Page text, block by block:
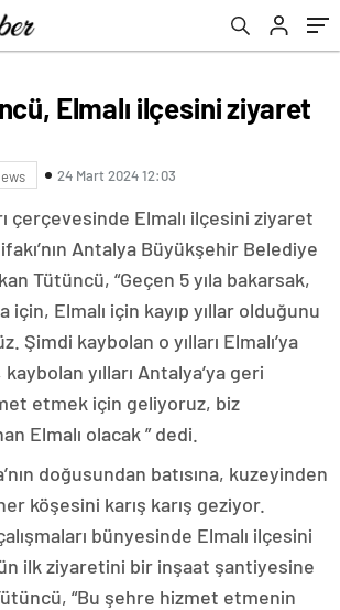
Elmalı ilçesini ziyaret
24 Mart 2024 12:03
çerçevesinde Elmalı ilçesini ziyaret
Antalya Büyükşehir Belediye
Tütüncü, “Geçen 5 yıla bakarsak,
için, Elmalı için kayıp yıllar olduğunu
Şimdi kaybolan o yılları Elmalı’ya
yılları Antalya’ya geri
etmek için geliyoruz, biz
Elmalı olacak ” dedi.
doğusundan batısına, kuzeyinden
köşesini karış karış geziyor.
bünyesinde Elmalı ilçesini
ilk ziyaretini bir inşaat şantiyesine
“Bu şehre hizmet etmenin